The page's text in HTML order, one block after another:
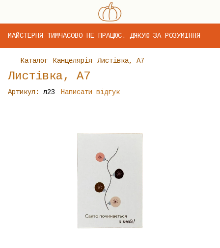
МАЙСТЕРНЯ ТИМЧАСОВО НЕ ПРАЦЮЄ. ДЯКУЮ ЗА РОЗУМІННЯ
Каталог Канцелярія Листівка, А7
Листівка, А7
Артикул: л23 Написати відгук